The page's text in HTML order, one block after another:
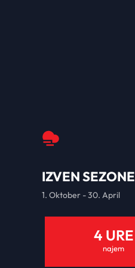
IZVEN SEZONE
1. Oktober - 30. April
4 URE
najem